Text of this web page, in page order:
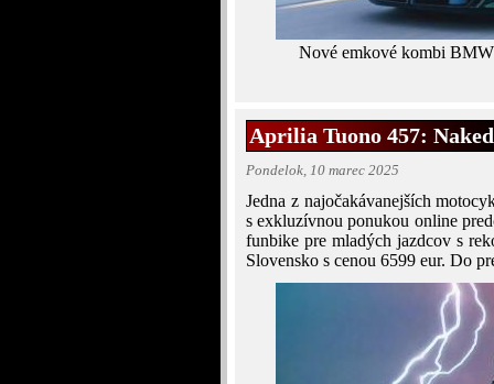
Nové emkové kombi
Aprilia Tuono 457:
Pondelok, 10 marec 2025
Jedna z najočakávanejších
s exkluzívnou ponukou online
funbike pre mladých jazdcov s
Slovensko s cenou 6599 eur. Do